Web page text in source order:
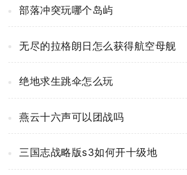
部落冲突玩哪个岛屿
无尽的拉格朗日怎么获得航空母舰
绝地求生跳伞怎么玩
燕云十六声可以团战吗
三国志战略版s3如何开十级地